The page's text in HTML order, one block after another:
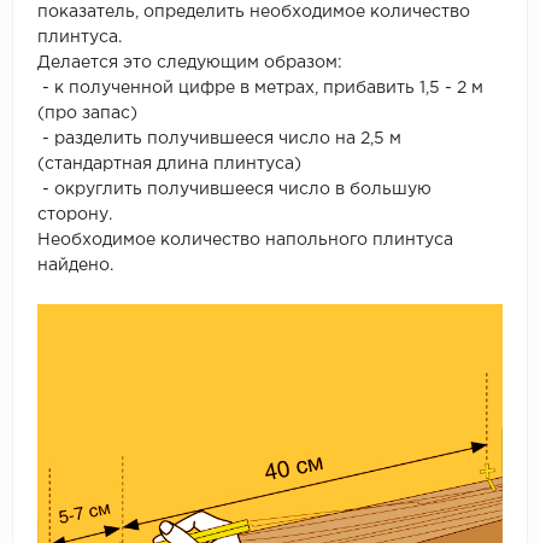
показатель, определить необходимое количество
плинтуса.
Делается это следующим образом:
- к полученной цифре в метрах, прибавить 1,5 - 2 м
(про запас)
- разделить получившееся число на 2,5 м
(стандартная длина плинтуса)
- округлить получившееся число в большую
сторону.
Необходимое количество напольного плинтуса
найдено.